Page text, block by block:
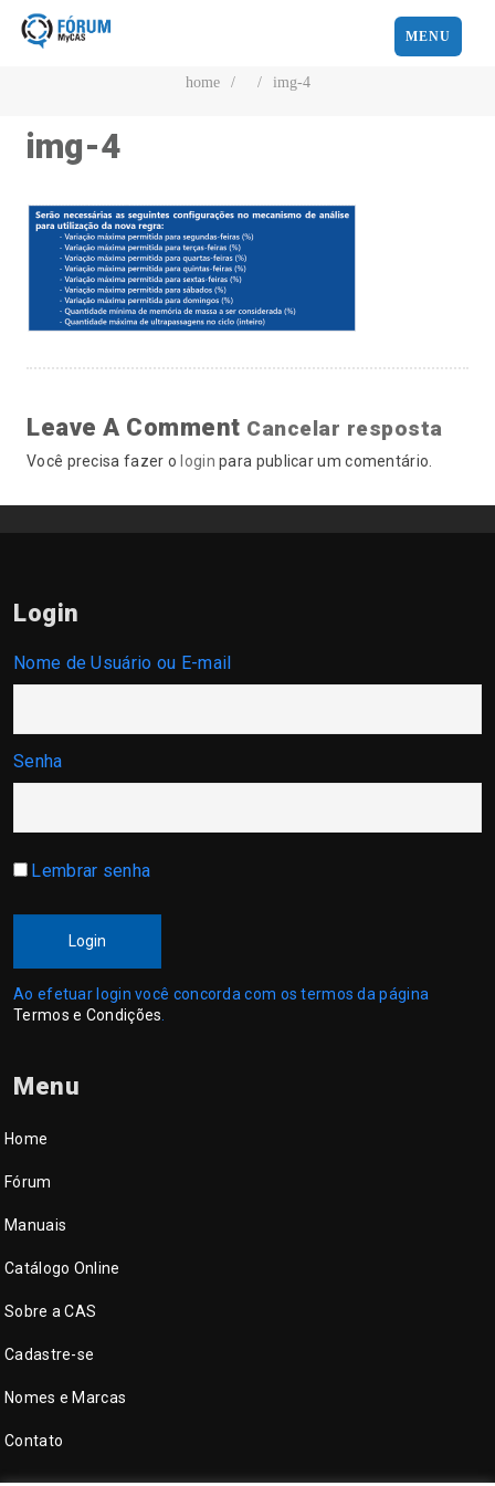
MENU
home / / img-4
img-4
Leave A Comment Cancelar resposta
Você precisa fazer o login para publicar um comentário.
Login
Nome de Usuário ou E-mail
Senha
Lembrar senha
Login
Ao efetuar login você concorda com os termos da página
Termos e Condições
Menu
Home
Fórum
Manuais
Catálogo Online
Sobre a CAS
Cadastre-se
Nomes e Marcas
Contato